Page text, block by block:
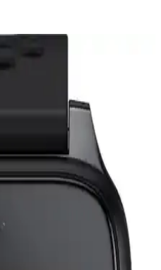
Akıllı Saatleri
saatlerinin özellikleri, kullanım
detaylı karşılaştırması. Hangi
Akıllı Saatleri
Özellikler
saatleri, güvenlik ve iletişim
kamera ve dayanıklılık gibi
seçenek belirleniyor.
Çocuk Akıllı
En İyi Seçenek Rehberi